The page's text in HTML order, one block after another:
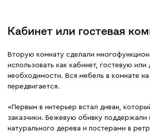
Кабинет или гостевая
Вторую комнату сделали
использовать как кабинет, гостевую
необходимости. Вся мебель в комнате
передвигается.
«Первым в интерьер встал диван,
заказчики. Бежевую обивку поддержали
натурального дерева и постерами в